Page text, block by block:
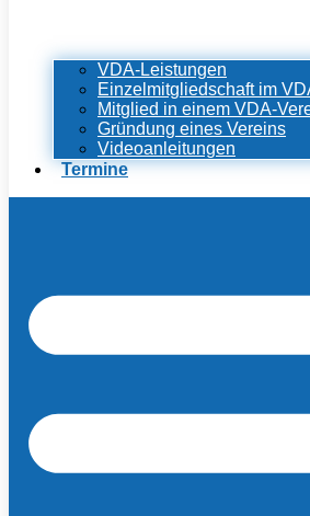
VDA-Leistungen
Einzelmitgliedschaft im
Mitglied in einem VDA-
Gründung eines Vereins
Videoanleitungen
Termine